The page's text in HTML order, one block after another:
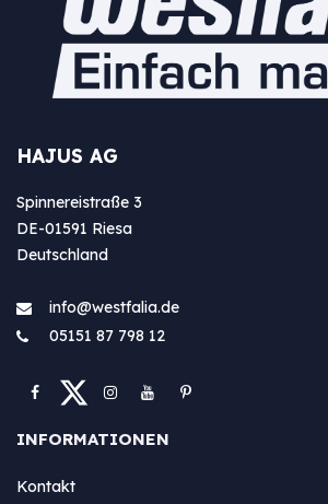
HAJUS AG
Spinnereistraße 3
DE-01591 Riesa
Deutschland
info@westfa​lia.de
05151 87 798 12
INFORMATIONEN
Kontakt